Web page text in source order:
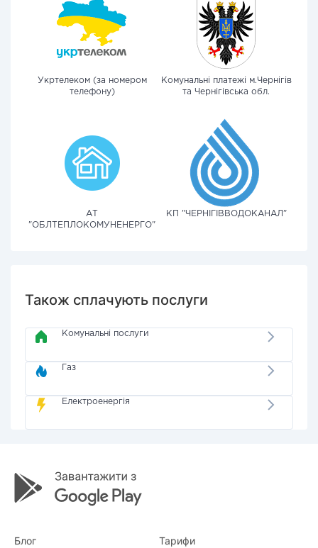
Укртелеком (за номером
телефону)
Комунальні платежі м.Чернігів
та Чернігівська обл.
АТ
"ОБЛТЕПЛОКОМУНЕНЕРГО"
КП "ЧЕРНІГІВВОДОКАНАЛ"
Також сплачують послуги
Комунальні послуги
Газ
Електроенергія
Блог Тарифи